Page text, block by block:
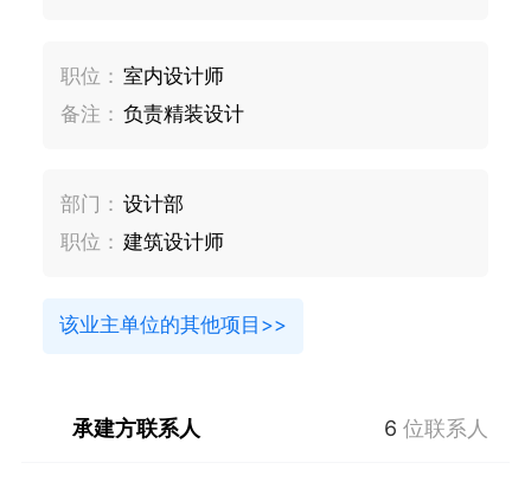
职位： 室内设计师
备注： 负责精装设计
部门： 设计部
职位： 建筑设计师
该业主单位的其他项目>>
承建方联系人 6 位联系人